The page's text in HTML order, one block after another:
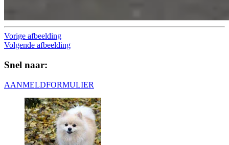
Vorige afbeelding
Volgende afbeelding
Snel naar:
AANMELDFORMULIER